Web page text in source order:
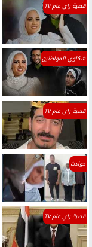
قضية راي عام TV
شكاوي المواطنين
قضية راي عام TV
حوادث
قضية راي عام TV